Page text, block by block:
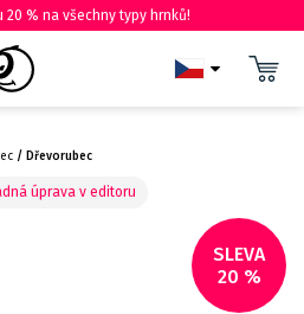
20 % na všechny typy hrnků!
Dřevorubec
SLEVA
20 %